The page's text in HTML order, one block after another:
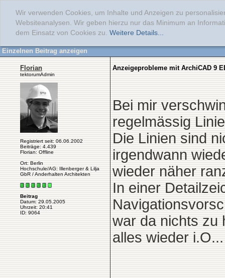
Wir verwenden Cookies, um Inhalte und Anzeigen zu
Websiteanalysen. Wir geben hierzu nur das Minimum an
dem Einsatz von Cookies zu. Weitere Details...
Einzelnen Beitrag anzeigen
Florian
tektorumAdmin
Registriert seit: 06.06.2002
Beiträge: 4.439
Florian: Offline
Ort: Berlin
Hochschule/AG: Illenberger & Lilja
GbR / Anderhalten Architekten
Beitrag
Datum: 29.05.2005
Uhrzeit: 20:41
ID: 9064
Anzeigeprobleme mit ArchiCAD 9
Bei mir
regelmässig
Die Linien sind
irgendwann
wieder näher
In einer
war da nichts zu
alles wieder i.O...